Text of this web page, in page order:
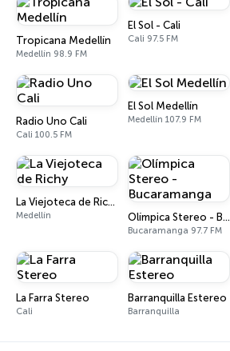
Tropicana Medellín
Medellín 98.9 FM
El Sol - Cali
Cali 97.5 FM
Radio Uno Cali
Cali 100.5 FM
El Sol Medellín
Medellín 107.9 FM
La Viejoteca de Richy
Medellín Olímpica Stereo - Bucaramanga
Bucaramanga 97.7 FM
La Farra Stereo
Cali
Barranquilla Estereo
Barranquilla